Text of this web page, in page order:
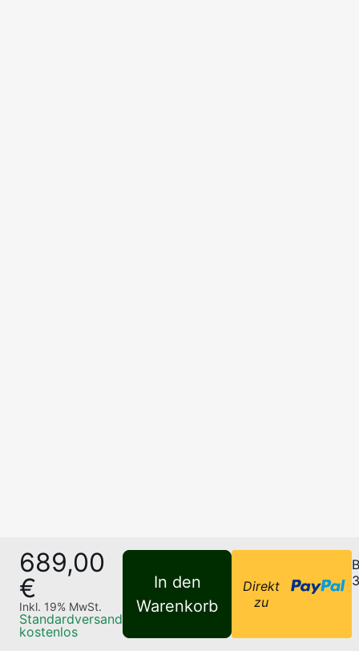
689,00
€
Inkl. 19% MwSt.
Standardversand
kostenlos
In den
Warenkorb
Direkt
zu